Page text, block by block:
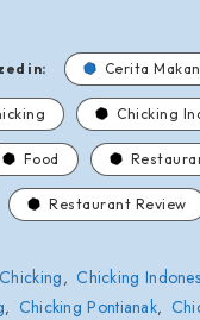
in: Cerita
Chicking
Food
Restaurant Review
Chicking, Chicking
, Chicking Pontianak,